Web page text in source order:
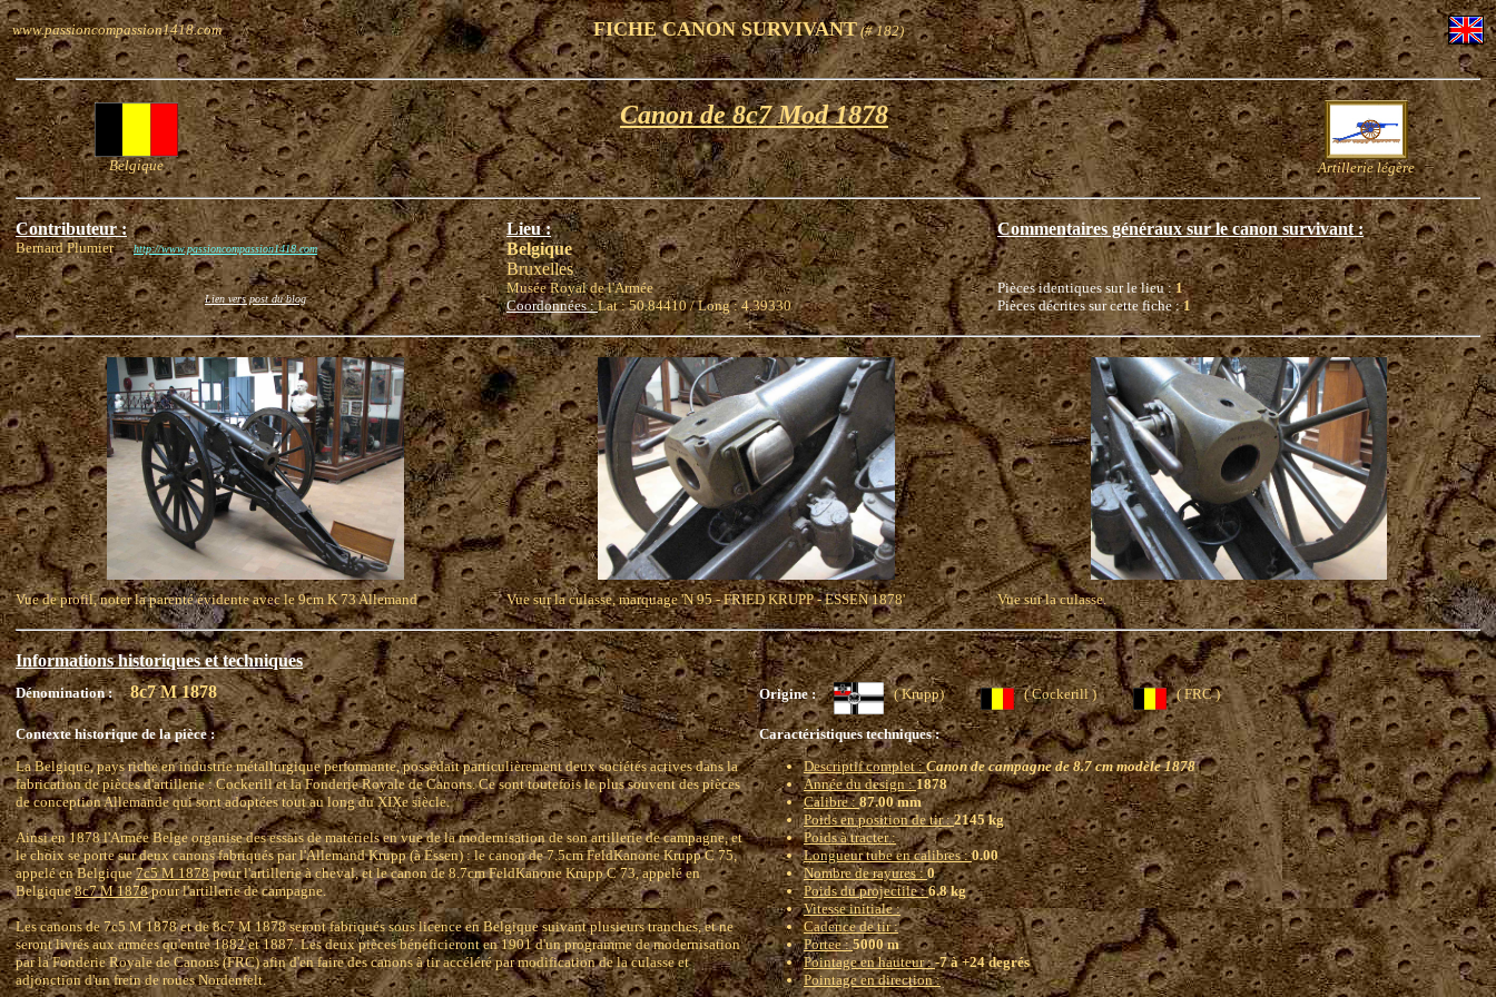
www.passioncompassion1418.com FICHE CANON SURVIVANT(# 182)
Belgique
Canon de 8c7 Mod 1878
Artillerie légère
Contributeur :
Bernard Plumierhttp://www.passioncompassion1418.com
Lien vers post du blog
Lieu :
Belgique
Bruxelles
Musée Royal de l'Armée
Coordonnées :Lat : 50.84410 / Long : 4.39330
Commentaires généraux sur le canon survivant :
Pièces identiques sur le lieu :1
Pièces décrites sur cette fiche :1
Vue de profil, noter la parenté évidente avec le 9cm K 73 Allemand Vue sur la culasse, marquage 'N 95 - FRIED KRUPP - ESSEN 1878' Vue sur la culasse.
Informations historiques et techniques
Dénomination : 8c7 M 1878 Origine : ( Krupp) ( Cockerill ) ( FRC )
Contexte historique de la pièce :
La Belgique, pays riche en industrie métallurgique performante, possédait particulièrement deux sociétés actives dans la
fabrication de pièces d'artillerie : Cockerill et la Fonderie Royale de Canons. Ce sont toutefois le plus souvent des pièces
de conception Allemande qui sont adoptées tout au long du XIXe siècle.
Ainsi en 1878 l'Armée Belge organise des essais de matériels en vue de la modernisation de son artillerie de campagne, et
le choix se porte sur deux canons fabriqués par l'Allemand Krupp (à Essen) : le canon de 7.5cm FeldKanone Krupp C 75,
appelé en Belgique7c5 M 1878pour l'artillerie à cheval, et le canon de 8.7cm FeldKanone Krupp C 73, appelé en
Belgique8c7 M 1878pour l'artillerie de campagne.
Les canons de 7c5 M 1878 et de 8c7 M 1878 seront fabriqués sous licence en Belgique suivant plusieurs tranches, et ne
seront livrés aux armées qu'entre 1882 et 1887. Les deux pièces bénéficieront en 1901 d'un programme de modernisation
par la Fonderie Royale de Canons (FRC) afin d'en faire des canons à tir accéléré par modification de la culasse et
adjonction d'un frein de roues Nordenfelt.
Caractéristiques techniques :
Descriptif complet :Canon de campagne de 8.7 cm modèle 1878
Année du design :1878
Calibre :87.00 mm
Poids en position de tir :2145 kg
Poids à tracter :
Longueur tube en calibres :0.00
Nombre de rayures :0
Poids du projectile :6.8 kg
Vitesse initiale :
Cadence de tir :
Portee :5000 m
Pointage en hauteur :-7 à +24 degrés
Pointage en direction :